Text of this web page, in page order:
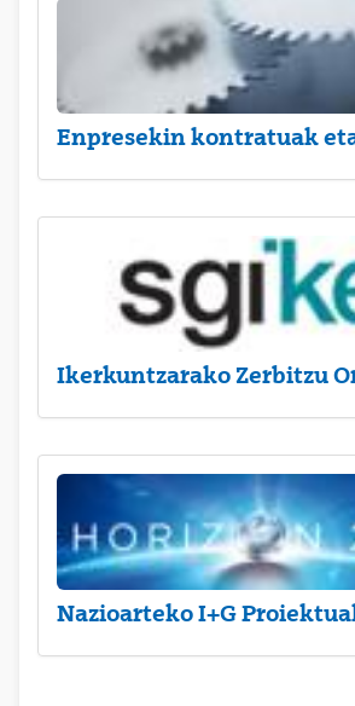
Enpresekin kontratuak
Ikerkuntzarako Zerbitzu
Nazioarteko I+G